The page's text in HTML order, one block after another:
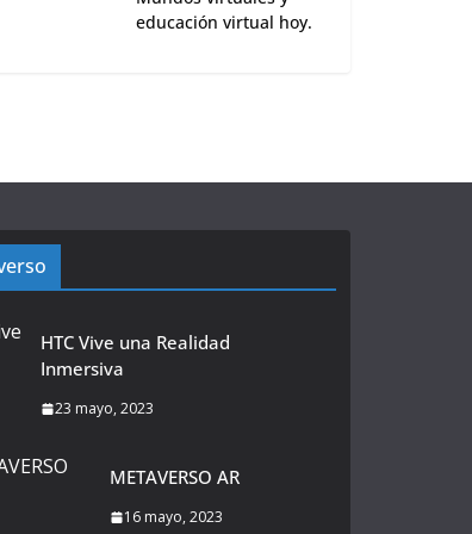
educación virtual hoy.
HTC Vive una Realidad
Inmersiva
23 mayo, 2023
METAVERSO AR
16 mayo, 2023